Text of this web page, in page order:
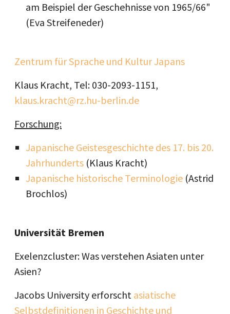
am Beispiel der Geschehnisse von 1965/66"
(Eva Streifeneder)
Zentrum für Sprache und Kultur Japans
Klaus Kracht, Tel: 030-2093-1151,
klaus.kracht@rz.hu-berlin.de
Forschung:
Japanische Geistesgeschichte des 17. bis 20.
Jahrhunderts (Klaus Kracht)
Japanische historische Terminologie (Astrid
Brochlos)
Universität Bremen
Exelenzcluster: Was verstehen Asiaten unter
Asien?
Jacobs University erforscht asiatische
Selbstdefinitionen in Geschichte und